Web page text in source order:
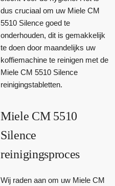
dus cruciaal om uw Miele CM
5510 Silence goed te
onderhouden, dit is gemakkelijk
te doen door maandelijks uw
koffiemachine te reinigen met de
Miele CM 5510 Silence
reinigingstabletten.
Miele CM 5510
Silence
reinigingsproces
Wij raden aan om uw Miele CM